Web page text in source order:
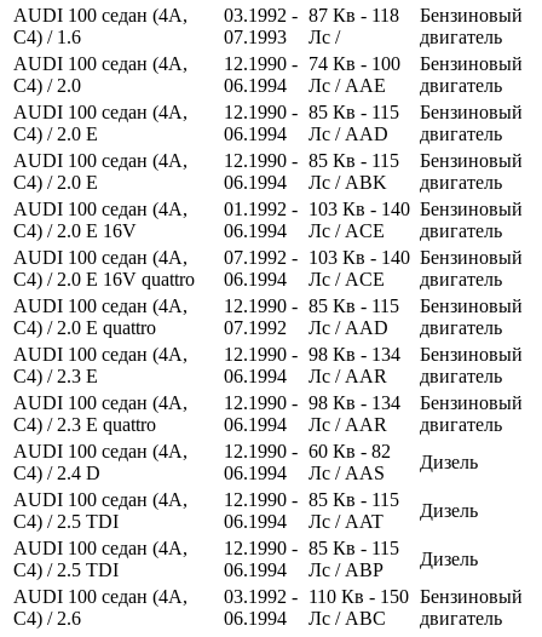
AUDI 100 седан (4A,
C4) / 1.6
03.1992 -
07.1993
87 Кв - 118
Лс /
Бензиновый
двигатель
AUDI 100 седан (4A,
C4) / 2.0
12.1990 -
06.1994
74 Кв - 100
Лс / AAE
Бензиновый
двигатель
AUDI 100 седан (4A,
C4) / 2.0 E
12.1990 -
06.1994
85 Кв - 115
Лс / AAD
Бензиновый
двигатель
AUDI 100 седан (4A,
C4) / 2.0 E
12.1990 -
06.1994
85 Кв - 115
Лс / ABK
Бензиновый
двигатель
AUDI 100 седан (4A,
C4) / 2.0 E 16V
01.1992 -
06.1994
103 Кв - 140
Лс / ACE
Бензиновый
двигатель
AUDI 100 седан (4A,
C4) / 2.0 E 16V quattro
07.1992 -
06.1994
103 Кв - 140
Лс / ACE
Бензиновый
двигатель
AUDI 100 седан (4A,
C4) / 2.0 E quattro
12.1990 -
07.1992
85 Кв - 115
Лс / AAD
Бензиновый
двигатель
AUDI 100 седан (4A,
C4) / 2.3 E
12.1990 -
06.1994
98 Кв - 134
Лс / AAR
Бензиновый
двигатель
AUDI 100 седан (4A,
C4) / 2.3 E quattro
12.1990 -
06.1994
98 Кв - 134
Лс / AAR
Бензиновый
двигатель
AUDI 100 седан (4A,
C4) / 2.4 D
12.1990 -
06.1994
60 Кв - 82
Лс / AAS
Дизель
AUDI 100 седан (4A,
C4) / 2.5 TDI
12.1990 -
06.1994
85 Кв - 115
Лс / AAT
Дизель
AUDI 100 седан (4A,
C4) / 2.5 TDI
12.1990 -
06.1994
85 Кв - 115
Лс / ABP
Дизель
AUDI 100 седан (4A,
C4) / 2.6
03.1992 -
06.1994
110 Кв - 150
Лс / ABC
Бензиновый
двигатель